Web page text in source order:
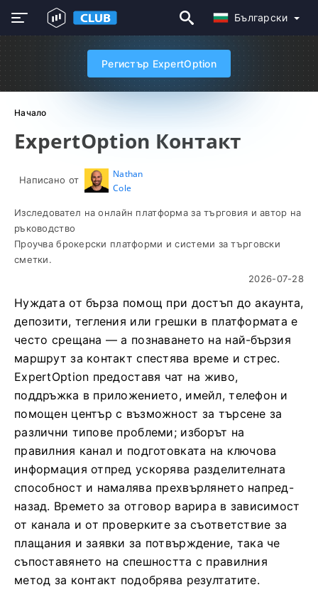
Български
Регистър ExpertOption
Начало
ExpertOption Контакт
Написано от
Nathan
Cole
Изследовател на онлайн платформа за търговия и автор на
ръководство
Проучва брокерски платформи и системи за търговски
сметки.
2026-07-28
Нуждата от бърза помощ при достъп до акаунта,
депозити, тегления или грешки в платформата е
често срещана — а познаването на най-бързия
маршрут за контакт спестява време и стрес.
ExpertOption предоставя чат на живо,
поддръжка в приложението, имейл, телефон и
помощен център с възможност за търсене за
различни типове проблеми; изборът на
правилния канал и подготовката на ключова
информация отпред ускорява разделителната
способност и намалява прехвърлянето напред-
назад. Времето за отговор варира в зависимост
от канала и от проверките за съответствие за
плащания и заявки за потвърждение, така че
съпоставянето на спешността с правилния
метод за контакт подобрява резултатите.